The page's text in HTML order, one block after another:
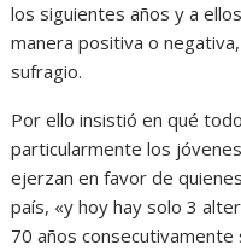
los siguientes años y a
manera positiva o
sufragio.
Por ello insistió en qué
particularmente los
ejerzan en favor de
país, «y hoy hay solo 3
70 años consecutivamente